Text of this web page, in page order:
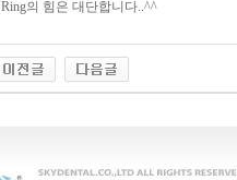
Ring의 힘은 대단합니다..^^